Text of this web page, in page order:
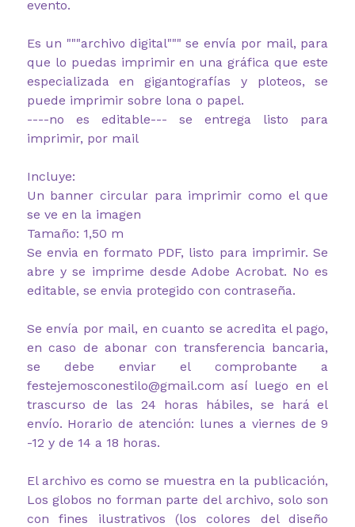
evento.
Es un """archivo digital""" se envía por mail, para
que lo puedas imprimir en una gráfica que este
especializada en gigantografías y ploteos, se
puede imprimir sobre lona o papel.
----no es editable--- se entrega listo para
imprimir, por mail
Incluye:
Un banner circular para imprimir como el que
se ve en la imagen
Tamaño: 1,50 m
Se envia en formato PDF, listo para imprimir. Se
abre y se imprime desde Adobe Acrobat. No es
editable, se envia protegido con contraseña.
Se envía por mail, en cuanto se acredita el pago,
en caso de abonar con transferencia bancaria,
se debe enviar el comprobante a
festejemosconestilo@gmail.com así luego en el
trascurso de las 24 horas hábiles, se hará el
envío. Horario de atención: lunes a viernes de 9
-12 y de 14 a 18 horas.
El archivo es como se muestra en la publicación,
Los globos no forman parte del archivo, solo son
con fines ilustrativos (los colores del diseño